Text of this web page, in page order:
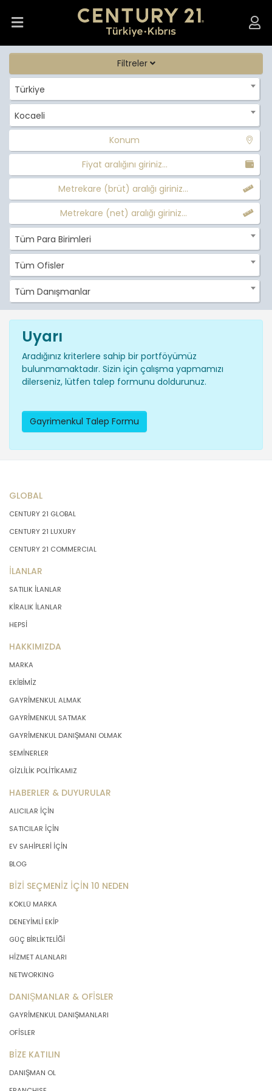
Filtreler
Türkiye
Kocaeli
Konum
Fiyat aralığını giriniz...
Metrekare (brüt) aralığı giriniz...
Metrekare (net) aralığı giriniz...
Tüm Para Birimleri
Tüm Ofisler
Tüm Danışmanlar
Uyarı
Aradığınız kriterlere sahip bir portföyümüz
bulunmamaktadır. Sizin için çalışma yapmamızı
dilerseniz, lütfen talep formunu doldurunuz.
Gayrimenkul Talep Formu
GLOBAL
CENTURY 21 GLOBAL
CENTURY 21 LUXURY
CENTURY 21 COMMERCIAL
İLANLAR
SATILIK İLANLAR
KİRALIK İLANLAR
HEPSİ
HAKKIMIZDA
MARKA
EKİBİMİZ
GAYRİMENKUL ALMAK
GAYRİMENKUL SATMAK
GAYRİMENKUL DANIŞMANI OLMAK
SEMİNERLER
GİZLİLİK POLİTİKAMIZ
HABERLER & DUYURULAR
ALICILAR İÇİN
SATICILAR İÇİN
EV SAHİPLERİ İÇİN
BLOG
BİZİ SEÇMENİZ İÇİN 10 NEDEN
KÖKLÜ MARKA
DENEYİMLİ EKİP
GÜÇ BİRLİKTELİĞİ
HİZMET ALANLARI
NETWORKING
DANIŞMANLAR & OFİSLER
GAYRİMENKUL DANIŞMANLARI
OFİSLER
BİZE KATILIN
DANIŞMAN OL